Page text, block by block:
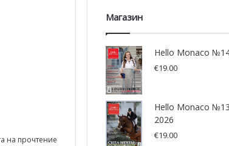
на прочтение
Магазин
Hello Monaco
€19.00
Hello Monaco
2026
€19.00